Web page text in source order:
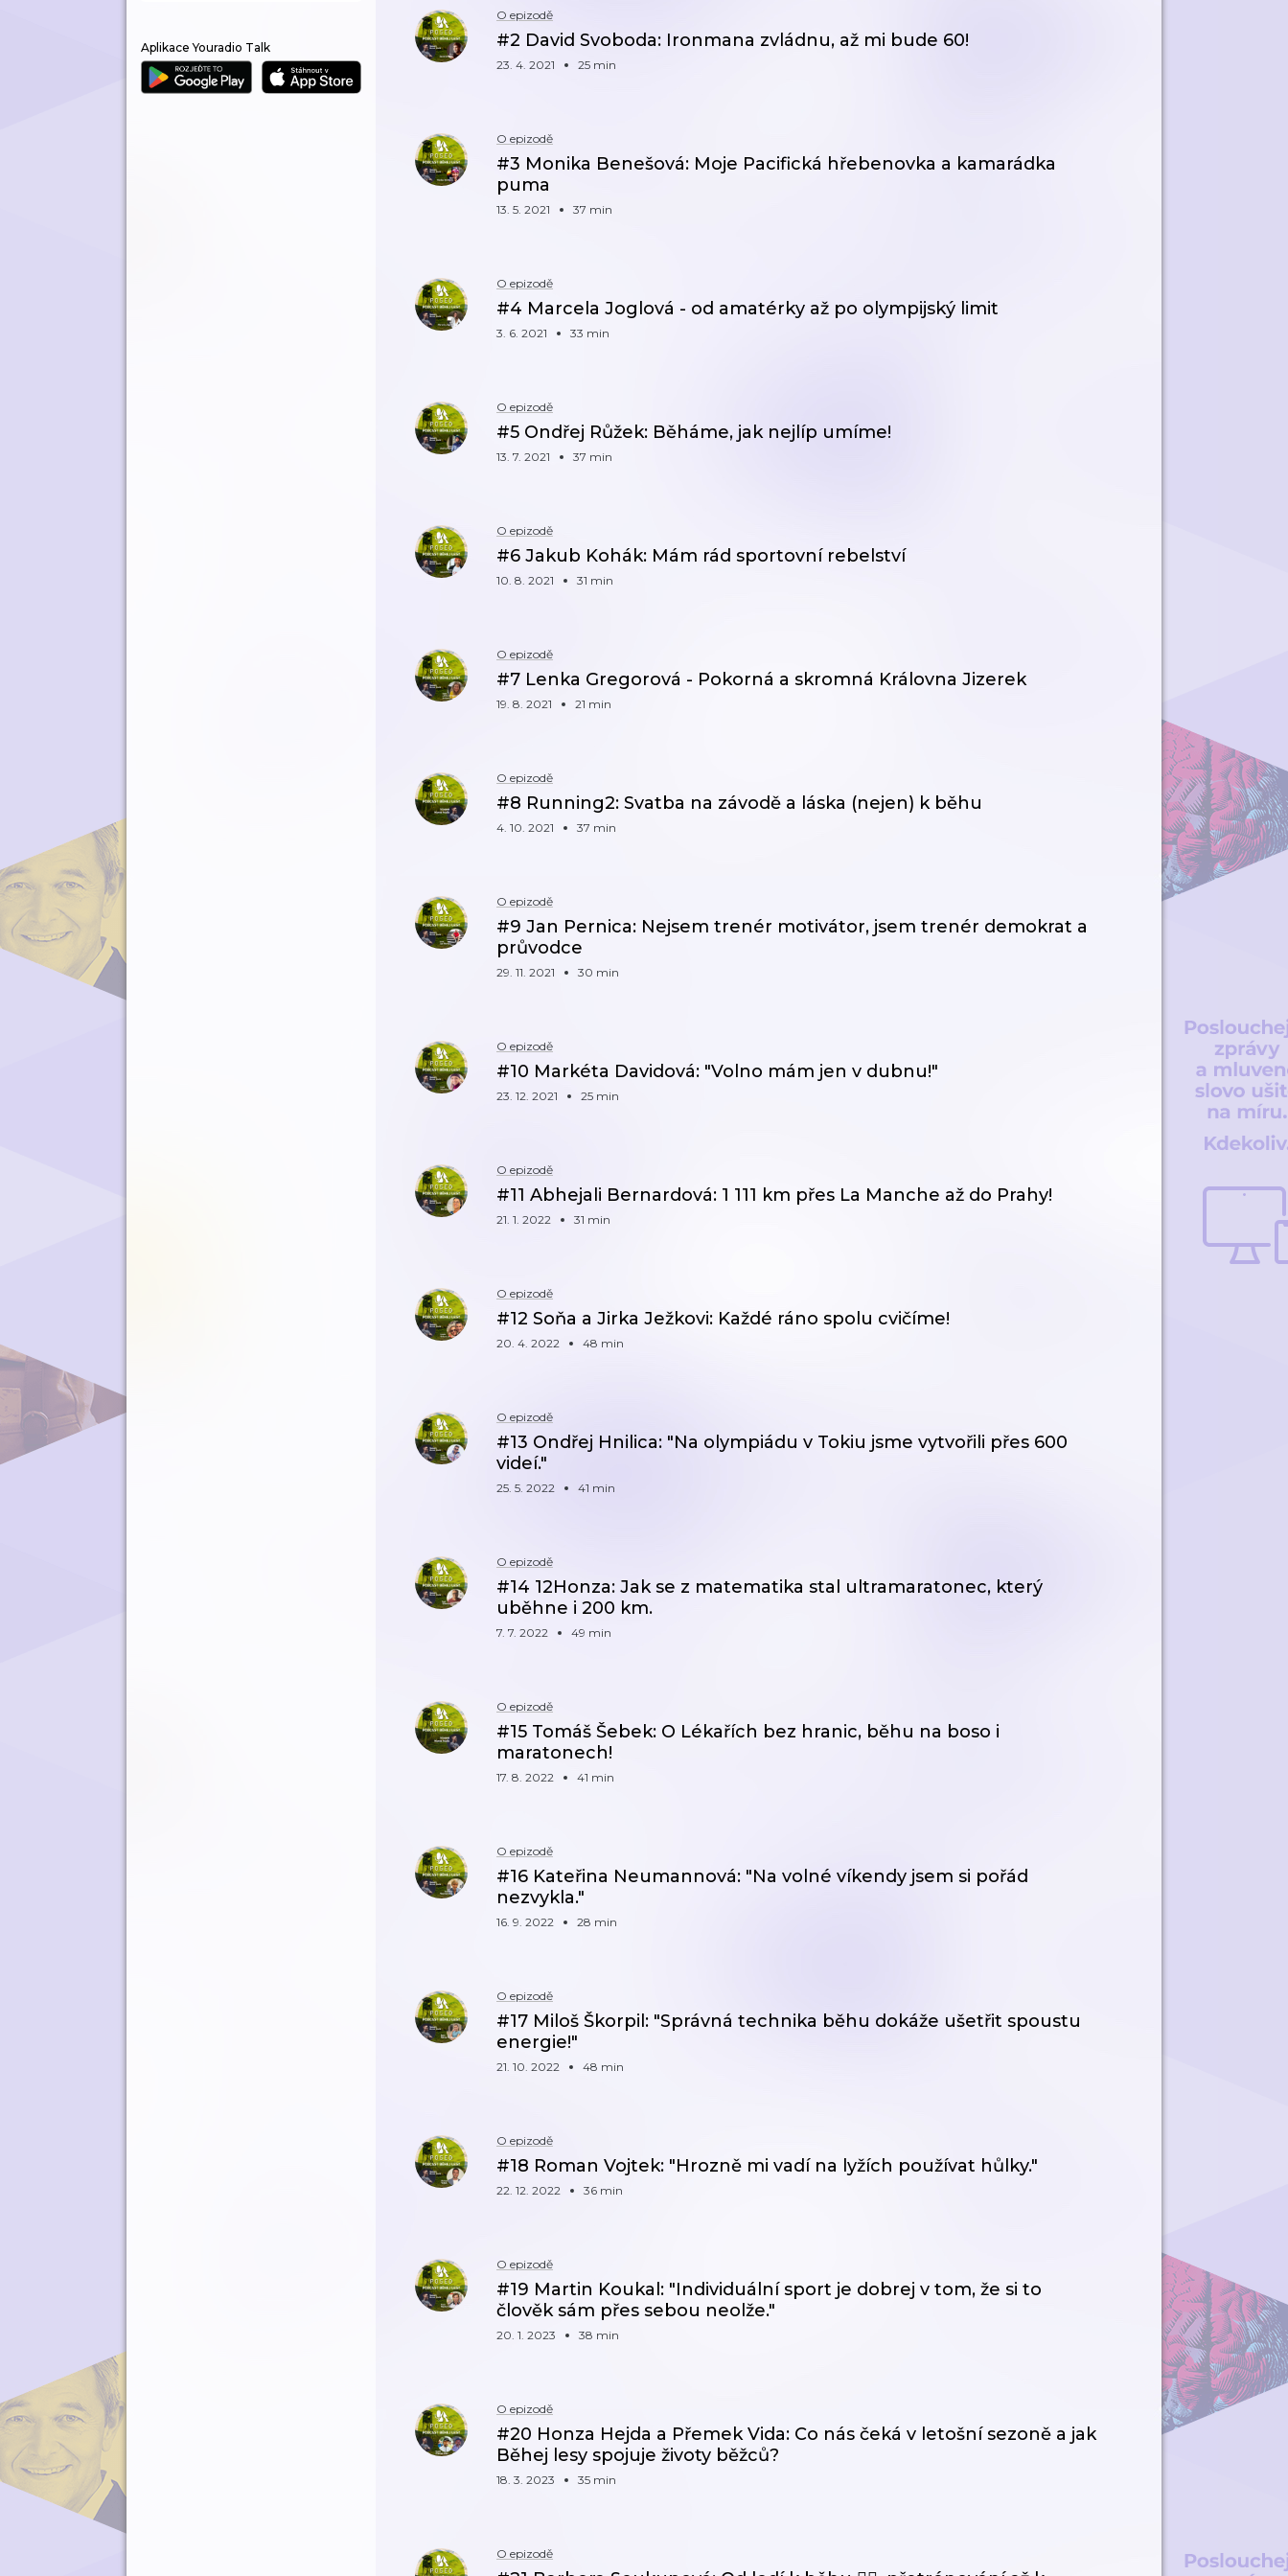
Aplikace Youradio Talk
O epizodě
#2 David Svoboda: Ironmana zvládnu, až mi bude 60!
23. 4. 2021 25 min
O epizodě
#3 Monika Benešová: Moje Pacifická hřebenovka a kamarádka
puma
13. 5. 2021 37 min
O epizodě
#4 Marcela Joglová - od amatérky až po olympijský limit
3. 6. 2021 33 min
O epizodě
#5 Ondřej Růžek: Běháme, jak nejlíp umíme!
13. 7. 2021 37 min
O epizodě
#6 Jakub Kohák: Mám rád sportovní rebelství
10. 8. 2021 31 min
O epizodě
#7 Lenka Gregorová - Pokorná a skromná Královna Jizerek
19. 8. 2021 21 min
O epizodě
#8 Running2: Svatba na závodě a láska (nejen) k běhu
4. 10. 2021 37 min
O epizodě
#9 Jan Pernica: Nejsem trenér motivátor, jsem trenér demokrat a
průvodce
29. 11. 2021 30 min
O epizodě
#10 Markéta Davidová: "Volno mám jen v dubnu!"
23. 12. 2021 25 min
O epizodě
#11 Abhejali Bernardová: 1 111 km přes La Manche až do Prahy!
21. 1. 2022 31 min
O epizodě
#12 Soňa a Jirka Ježkovi: Každé ráno spolu cvičíme!
20. 4. 2022 48 min
O epizodě
#13 Ondřej Hnilica: "Na olympiádu v Tokiu jsme vytvořili přes 600
videí."
25. 5. 2022 41 min
O epizodě
#14 12Honza: Jak se z matematika stal ultramaratonec, který
uběhne i 200 km.
7. 7. 2022 49 min
O epizodě
#15 Tomáš Šebek: O Lékařích bez hranic, běhu na boso i
maratonech!
17. 8. 2022 41 min
O epizodě
#16 Kateřina Neumannová: "Na volné víkendy jsem si pořád
nezvykla."
16. 9. 2022 28 min
O epizodě
#17 Miloš Škorpil: "Správná technika běhu dokáže ušetřit spoustu
energie!"
21. 10. 2022 48 min
O epizodě
#18 Roman Vojtek: "Hrozně mi vadí na lyžích používat hůlky."
22. 12. 2022 36 min
O epizodě
#19 Martin Koukal: "Individuální sport je dobrej v tom, že si to
člověk sám přes sebou neolže."
20. 1. 2023 38 min
O epizodě
#20 Honza Hejda a Přemek Vida: Co nás čeká v letošní sezoně a jak
Běhej lesy spojuje životy běžců?
18. 3. 2023 35 min
O epizodě